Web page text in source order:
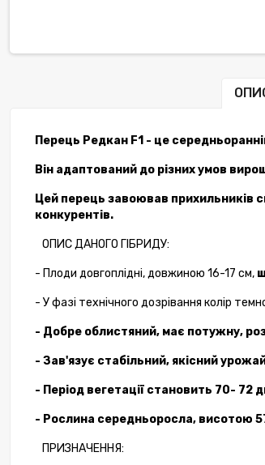
Перець Редкан F1 - це
Він адаптований до різних умов
Цей перець завоював прихильників
конкурентів.
ОПИС ДАНОГО ГІБРИДУ:
- Плоди довгоплідні,довжиною 16-17 см,
- Уфазі технічного дозрівання колір
- Добре облистяний, має потужну,
- Зав'язує стабільний, якісний
- Період вегетації становить 70- 72
- Рослина середньоросла, висотою
ПРИЗНАЧЕННЯ: